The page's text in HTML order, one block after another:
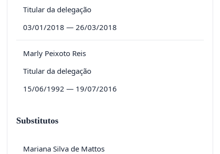
Titular da delegação
03/01/2018 — 26/03/2018
Marly Peixoto Reis
Titular da delegação
15/06/1992 — 19/07/2016
Substitutos
Mariana Silva de Mattos